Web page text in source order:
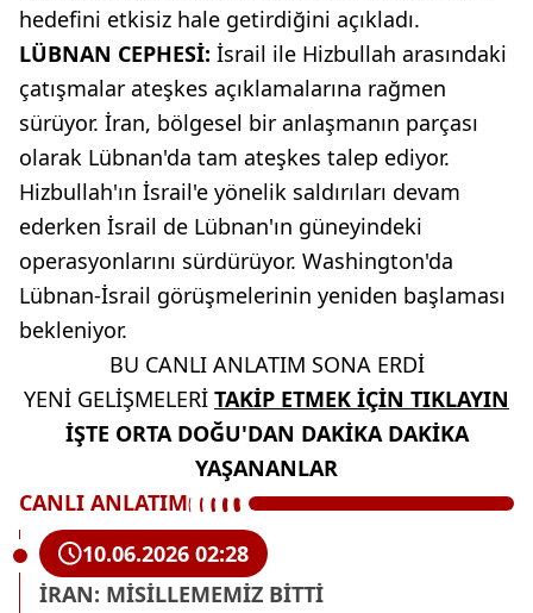
hedefini etkisiz hale getirdiğini açıkladı.
LÜBNAN CEPHESİ: İsrail ile Hizbullah arasındaki
çatışmalar ateşkes açıklamalarına rağmen
sürüyor. İran, bölgesel bir anlaşmanın parçası
olarak Lübnan'da tam ateşkes talep ediyor.
Hizbullah'ın İsrail'e yönelik saldırıları devam
ederken İsrail de Lübnan'ın güneyindeki
operasyonlarını sürdürüyor. Washington'da
Lübnan-İsrail görüşmelerinin yeniden başlaması
bekleniyor.
BU CANLI ANLATIM SONA ERDİ
YENİ GELİŞMELERİ TAKİP ETMEK İÇİN TIKLAYIN
İŞTE ORTA DOĞU'DAN DAKİKA DAKİKA
YAŞANANLAR
CANLI ANLATIM
10.06.2026 02:28
İRAN: MİSİLLEMEMİZ BİTTİ